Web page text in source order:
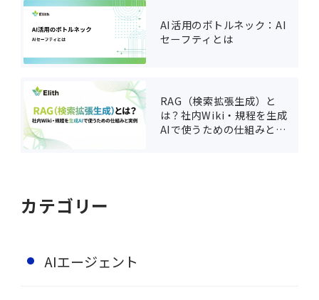
AI活用のボトルネック：AI
セーフティとは
RAG（検索拡張生成）と
は？社内Wiki・規程を生成
AIで使うための仕組みと実
カテゴリー
AIエージェント